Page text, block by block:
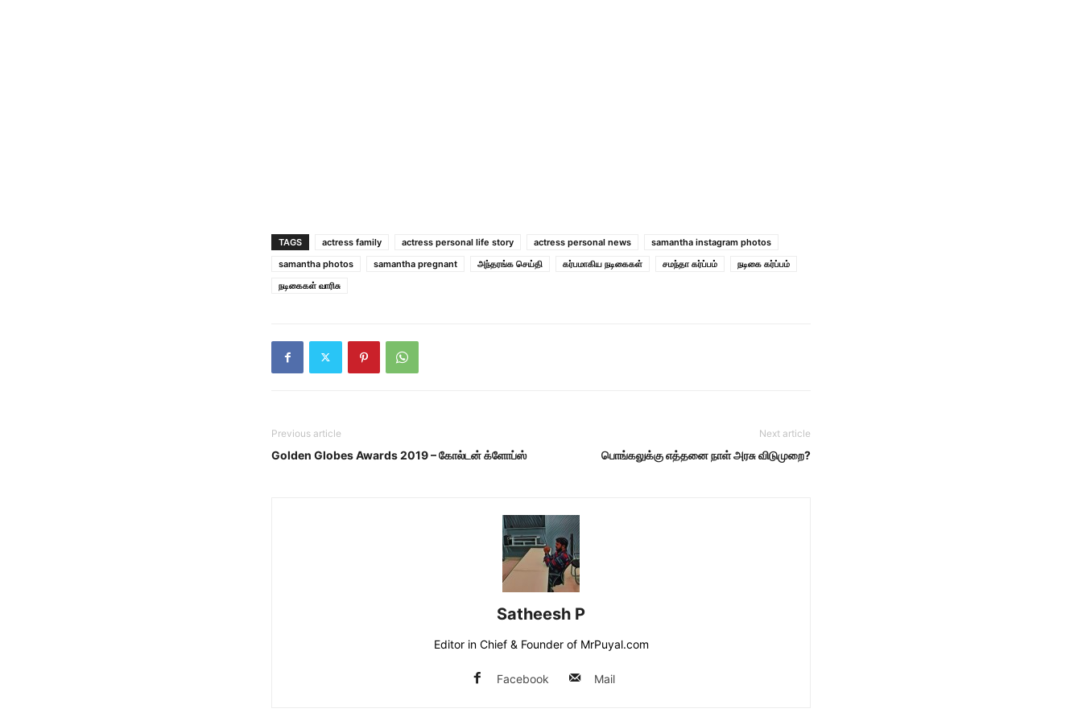
TAGS actress family actress personal life story actress personal news
samantha instagram photos
samantha photos
samantha pregnant அந்தரங்க செய்தி கர்பமாகிய நடிகைகள் சமந்தா கர்ப்பம்
நடிகை கர்ப்பம்
நடிகைகள் வாரிசு
Previous article
Golden Globes Awards 2019 – கோல்டன் க்ளோப்ஸ்
Next article
பொங்கலுக்கு எத்தனை நாள் அரசு விடுமுறை?
Satheesh P
Editor in Chief & Founder of MrPuyal.com
Facebook Mail